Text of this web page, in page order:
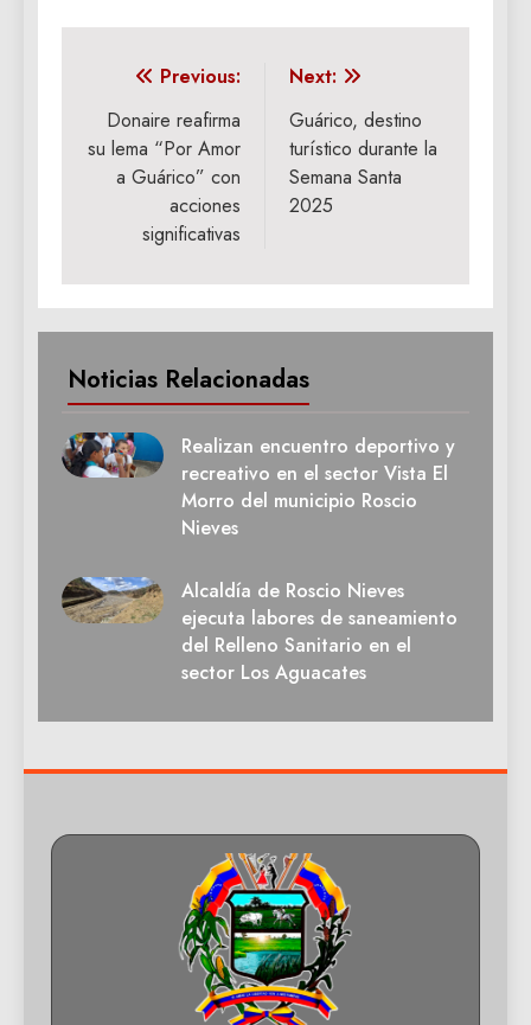
Navegación
de
entradas
Previous:
Donaire reafirma
su lema “Por Amor
a Guárico” con
acciones
significativas
Next:
Guárico, destino
turístico durante la
Semana Santa
2025
Noticias Relacionadas
Realizan encuentro deportivo y
recreativo en el sector Vista El
Morro del municipio Roscio
Nieves
Alcaldía de Roscio Nieves
ejecuta labores de saneamiento
del Relleno Sanitario en el
sector Los Aguacates